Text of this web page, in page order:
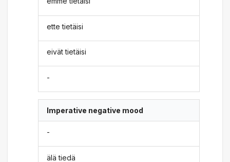
ette tietäisi
eivät tietäisi
-
Imperative negative mood
-
älä tiedä